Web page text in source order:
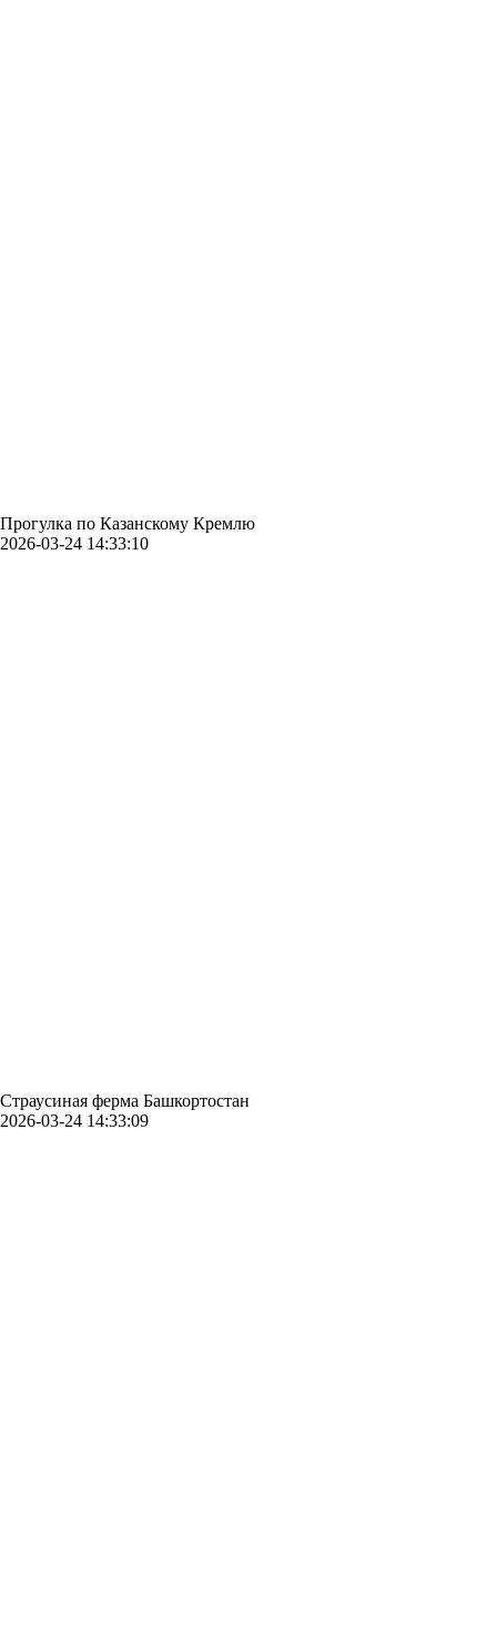
Прогулка по Казанскому Кремлю
2026-03-24 14:33:10
Страусиная ферма Башкортостан
2026-03-24 14:33:09